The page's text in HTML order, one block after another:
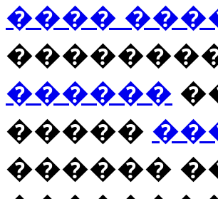
����
������
�����
������